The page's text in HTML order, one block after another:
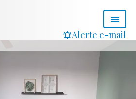
Alerte e-mail